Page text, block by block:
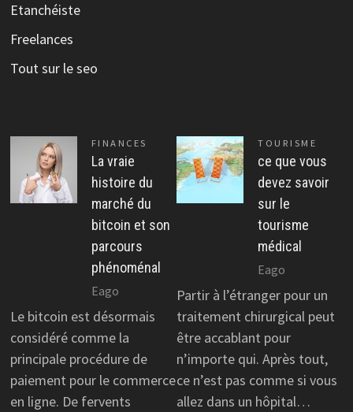
Etanchéiste
Freelances
Tout sur le seo
FINANCES
La vraie
histoire du
marché du
bitcoin et son
parcours
phénoménal
Eago
Le bitcoin est désormais
considéré comme la
principale procédure de
paiement pour le commerce
en ligne. De fervents
TOURISME
ce que vous
devez savoir
sur le
tourisme
médical
Eago
Partir à l’étranger pour un
traitement chirurgical peut
être accablant pour
n’importe qui. Après tout,
ce n’est pas comme si vous
allez dans un hôpital…